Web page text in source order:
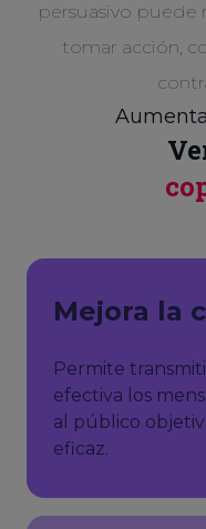
persuasivo puede
tomar acción,
Mejora la
Permite
efectiva los
al público
eficaz.